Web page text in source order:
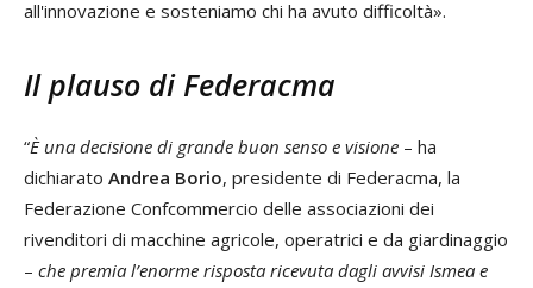
all'innovazione e sosteniamo chi ha avuto difficoltà».
Il plauso di Federacma
“È una decisione di grande buon senso e visione – ha
dichiarato Andrea Borio, presidente di Federacma, la
Federazione Confcommercio delle associazioni dei
rivenditori di macchine agricole, operatrici e da giardinaggio
– che premia l’enorme risposta ricevuta dagli avvisi Ismea e